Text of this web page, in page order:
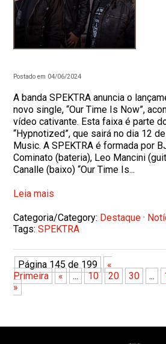
Postado em 04/06/2024
A banda SPEKTRA anuncia o
novo single, “Our Time Is Now”,
vídeo cativante. Esta faixa é parte
“Hypnotized”, que sairá no dia 12
Music. A SPEKTRA é formada por
Cominato (bateria), Leo Mancini
Canalle (baixo) “Our Time Is...
Leia mais
Categoria/Category: Destaque ·
Tags:SPEKTRA
Página 145 de 199
«
Primeira
« ... 10 20 30 ...
»